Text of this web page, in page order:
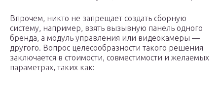
Впрочем, никто не запрещает создать сборную
систему, например, взять вызывную панель одного
бренда, а модуль управления или видеокамеры —
другого. Вопрос целесообразности такого решения
заключается в стоимости, совместимости и желаемых
параметрах, таких как: